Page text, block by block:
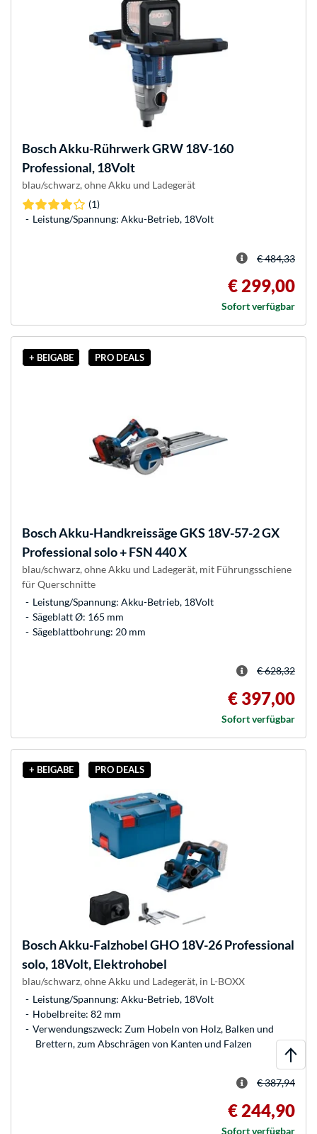
BoschAkku-Rührwerk GRW 18V-160
Professional, 18Volt
blau/schwarz, ohne Akku und Ladegerät
(1)
Leistung/Spannung: Akku-Betrieb, 18Volt
€ 484,33
€ 299,00
Sofort verfügbar
+ BEIGABE PRO DEALS
BoschAkku-Handkreissäge GKS 18V-57-2 GX
Professional solo + FSN 440 X
blau/schwarz, ohne Akku und Ladegerät, mit Führungsschiene
für Querschnitte
Leistung/Spannung: Akku-Betrieb, 18Volt
Sägeblatt Ø: 165 mm
Sägeblattbohrung: 20 mm
€ 628,32
€ 397,00
Sofort verfügbar
+ BEIGABE PRO DEALS
BoschAkku-Falzhobel GHO 18V-26 Professional
solo, 18Volt, Elektrohobel
blau/schwarz, ohne Akku und Ladegerät, in L-BOXX
Leistung/Spannung: Akku-Betrieb, 18Volt
Hobelbreite: 82 mm
Verwendungszweck: Zum Hobeln von Holz, Balken und
Brettern, zum Abschrägen von Kanten und Falzen
€ 387,94
€ 244,90
Sofort verfügbar